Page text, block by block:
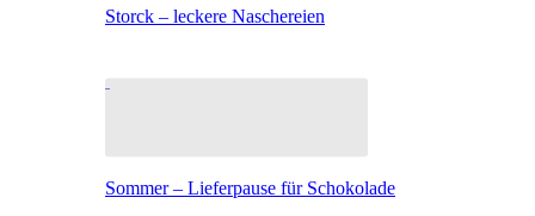
Storck – leckere Naschereien
Sommer – Lieferpause für Schokolade